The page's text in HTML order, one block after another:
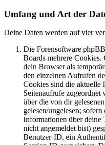
Umfang und Art der
Deine Daten werden auf vier
Die Forensoftware
Boards mehrere
dein Browser als
den einzelnen Aufrufen
Cookies sind die aktuelle
Seitenaufrufe
über die von dir
gelesen/ungelesen;
Informationen über deine
nicht angemeldet bist)
Benutzer-ID, ein